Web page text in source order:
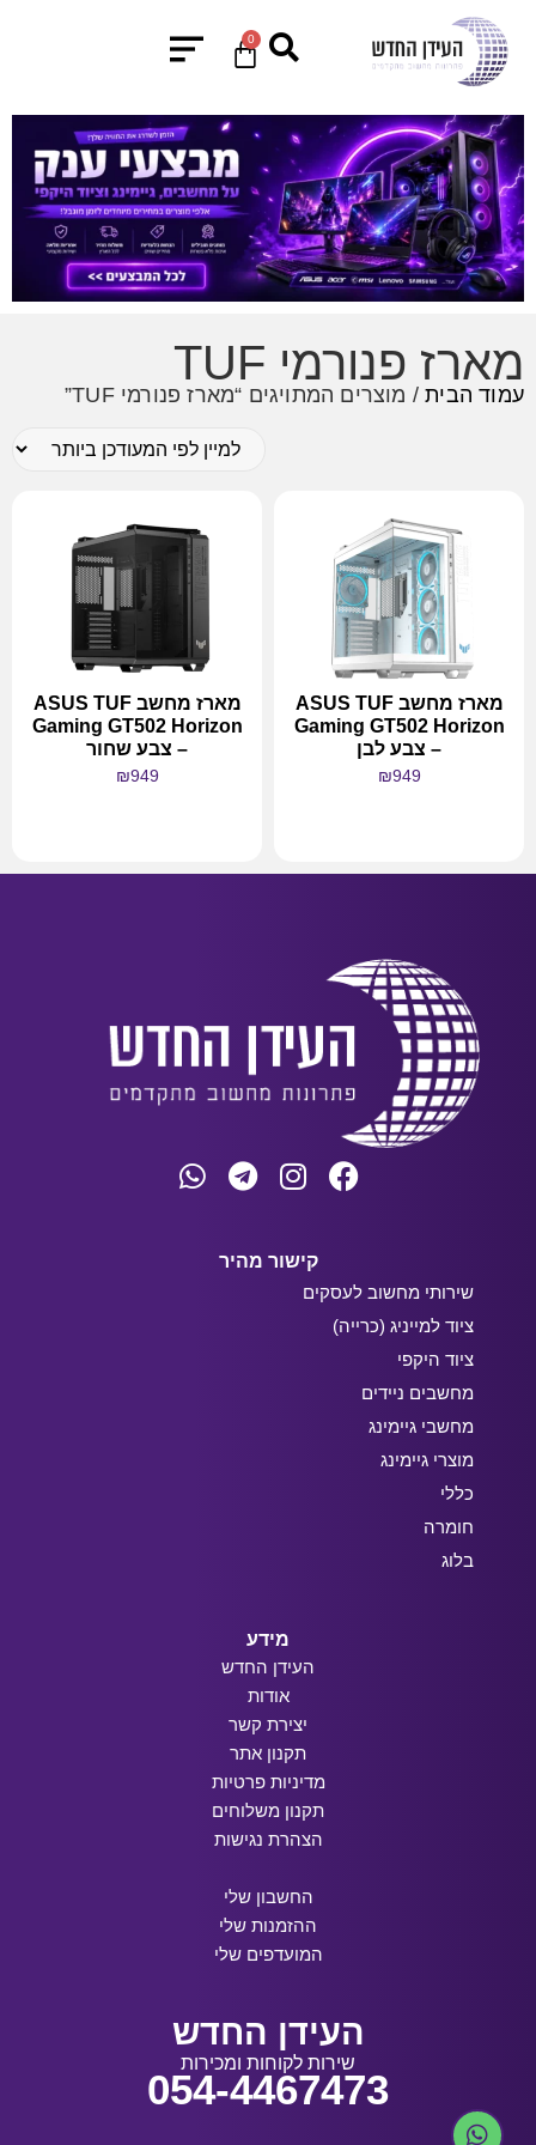
0
מארז פנורמי TUF
עמוד הבית/ מוצרים המתויגים “מארז פנורמי TUF”
מארז מחשב ASUS TUF
Gaming GT502 Horizon
– צבע לבן
₪949
מארז מחשב ASUS TUF
Gaming GT502 Horizon
– צבע שחור
₪949
קישור מהיר
שירותי מחשוב לעסקים
ציוד למייניג (כרייה)
ציוד היקפי
מחשבים ניידים
מחשבי גיימינג
מוצרי גיימינג
כללי
חומרה
בלוג
מידע
העידן החדש
אודות
יצירת קשר
תקנון אתר
מדיניות פרטיות
תקנון משלוחים
הצהרת נגישות
החשבון שלי
ההזמנות שלי
המועדפים שלי
העידן החדש
שירות לקוחות ומכירות
054-4467473